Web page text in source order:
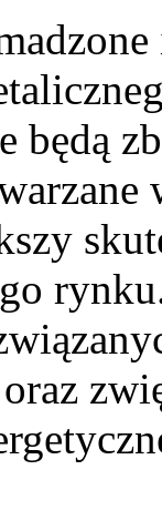
będą